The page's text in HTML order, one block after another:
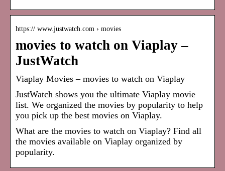
https:// www.justwatch.com › movies
movies to watch on Viaplay –
JustWatch
Viaplay Movies – movies to watch on Viaplay
JustWatch shows you the ultimate Viaplay movie
list. We organized the movies by popularity to help
you pick up the best movies on Viaplay.
What are the movies to watch on Viaplay? Find all
the movies available on Viaplay organized by
popularity.